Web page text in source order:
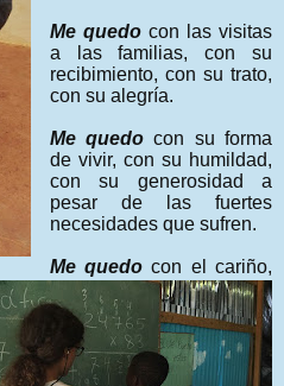
Me quedocon las visitas
a las familias, con su
recibimiento, con su trato,
con su alegría.
Me quedo con su forma
de vivir, con su humildad,
con su generosidad a
pesar de las fuertes
necesidades que sufren.
Me quedo con el cariño,